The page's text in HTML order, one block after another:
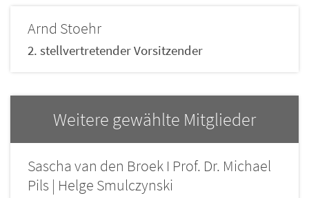
Arnd Stoehr
2. stellvertretender Vorsitzender
Weitere gewählte Mitglieder
Sascha van den Broek I Prof. Dr. Michael
Pils | Helge Smulczynski